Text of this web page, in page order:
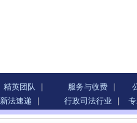
精英团队 服务与收费
新法速递 行政司法行业